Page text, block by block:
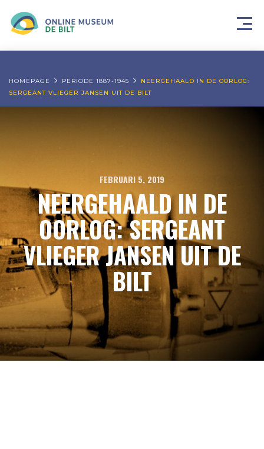
HOMEPAGE PERIODE 1887-1945
NEERGEHAALD IN DE OORLOG:
SERGEANT VLIEGER JANSEN UIT DE BILT
FEBRUARI 5, 2019
NEERGEHAALD IN DE
OORLOG: SERGEANT
VLIEGER JANSEN UIT DE
BILT